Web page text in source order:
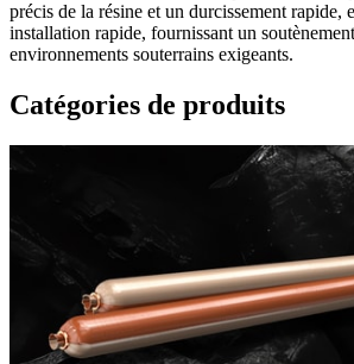
précis de la résine et un durcissement rapide,
installation rapide, fournissant un
environnements souterrains exigeants.
Catégories de produits